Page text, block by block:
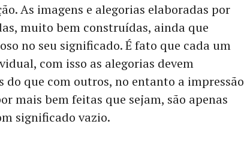
As imagens e alegorias elaboradas por
muito bem construídas, ainda que
no seu significado. É fato que cada um
com isso as alegorias devem
que com outros, no entanto a impressão
mais bem feitas que sejam, são apenas
significado vazio.